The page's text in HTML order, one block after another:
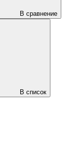
В сравнение
В список